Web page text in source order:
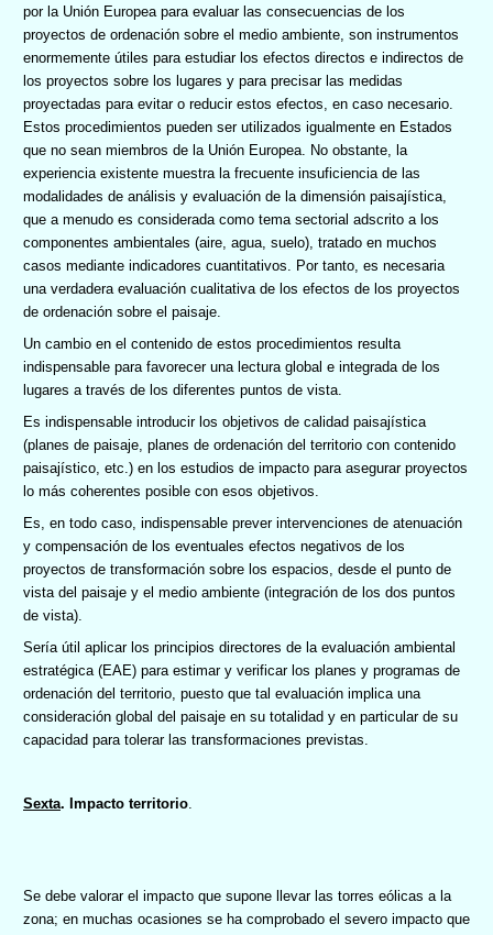
por la Unión Europea para evaluar las consecuencias de los
proyectos de ordenación sobre el medio ambiente, son instrumentos
enormemente útiles para estudiar los efectos directos e indirectos de
los proyectos sobre los lugares y para precisar las medidas
proyectadas para evitar o reducir estos efectos, en caso necesario.
Estos procedimientos pueden ser utilizados igualmente en Estados
que no sean miembros de la Unión Europea. No obstante, la
experiencia existente muestra la frecuente insuficiencia de las
modalidades de análisis y evaluación de la dimensión paisajística,
que a menudo es considerada como tema sectorial adscrito a los
componentes ambientales (aire, agua, suelo), tratado en muchos
casos mediante indicadores cuantitativos. Por tanto, es necesaria
una verdadera evaluación cualitativa de los efectos de los proyectos
de ordenación sobre el paisaje.
Un cambio en el contenido de estos procedimientos resulta
indispensable para favorecer una lectura global e integrada de los
lugares a través de los diferentes puntos de vista.
Es indispensable introducir los objetivos de calidad paisajística
(planes de paisaje, planes de ordenación del territorio con contenido
paisajístico, etc.) en los estudios de impacto para asegurar proyectos
lo más coherentes posible con esos objetivos.
Es, en todo caso, indispensable prever intervenciones de atenuación
y compensación de los eventuales efectos negativos de los
proyectos de transformación sobre los espacios, desde el punto de
vista del paisaje y el medio ambiente (integración de los dos puntos
de vista).
Sería útil aplicar los principios directores de la evaluación ambiental
estratégica (EAE) para estimar y verificar los planes y programas de
ordenación del territorio, puesto que tal evaluación implica una
consideración global del paisaje en su totalidad y en particular de su
capacidad para tolerar las transformaciones previstas.
Sexta. Impacto territorio
Se debe valorar el impacto que supone llevar las torres eólicas a la
zona; en muchas ocasiones se ha comprobado el severo impacto que